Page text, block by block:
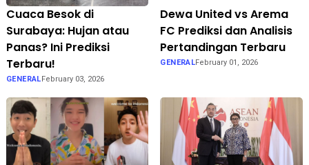
Cuaca Besok di
Surabaya: Hujan atau
Panas? Ini Prediksi
Terbaru!
GENERAL February 03, 2026
Dewa United vs Arema
FC Prediksi dan Analisis
Pertandingan Terbaru
GENERALFebruary 01, 2026